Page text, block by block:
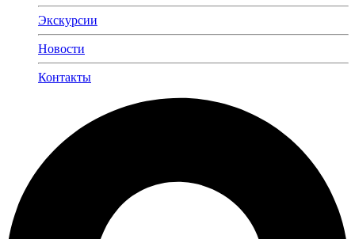
Экскурсии
Новости
Контакты